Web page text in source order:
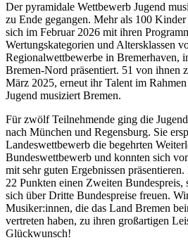
Der pyramidale Wettbewerb Jugend
zu Ende gegangen. Mehr als 100
sich im Februar 2026 mit ihren
Wertungskategorien und Altersklassen
Regionalwettbewerbe in Bremerhaven,
Bremen-Nord präsentiert. 51 von ihnen
März 2025, erneut ihr Talent im
Jugend musiziert Bremen.
Für zwölf Teilnehmende ging die
nach München und Regensburg. Sie
Landeswettbewerb die begehrten
Bundeswettbewerb und konnten sich
mit sehr guten Ergebnissen
22 Punkten einen Zweiten Bundespreis,
sich über Dritte Bundespreise freuen.
Musiker:innen, die das Land Bremen
vertreten haben, zu ihren großartigen
Glückwunsch!